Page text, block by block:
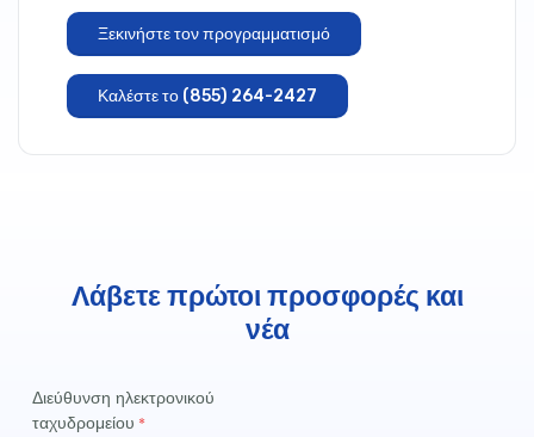
Ξεκινήστε τον προγραμματισμό
Καλέστε το (855) 264-2427
Λάβετε πρώτοι προσφορές και
νέα
Διεύθυνση ηλεκτρονικού
ταχυδρομείου